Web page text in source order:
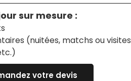
sur mesure :
(nuitées, matchs ou visites
votre devis